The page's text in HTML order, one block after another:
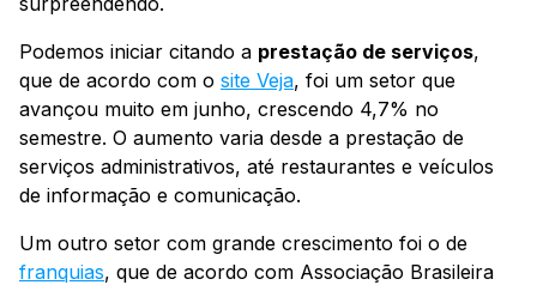
Podemos iniciar citando a prestação de serviços,
que de acordo com o site Veja, foi um setor que
avançou muito em junho, crescendo 4,7% no
semestre. O aumento varia desde a prestação de
serviços administrativos, até restaurantes e veículos
de informação e comunicação.
Um outro setor com grande crescimento foi o de
franquias, que de acordo com Associação Brasileira